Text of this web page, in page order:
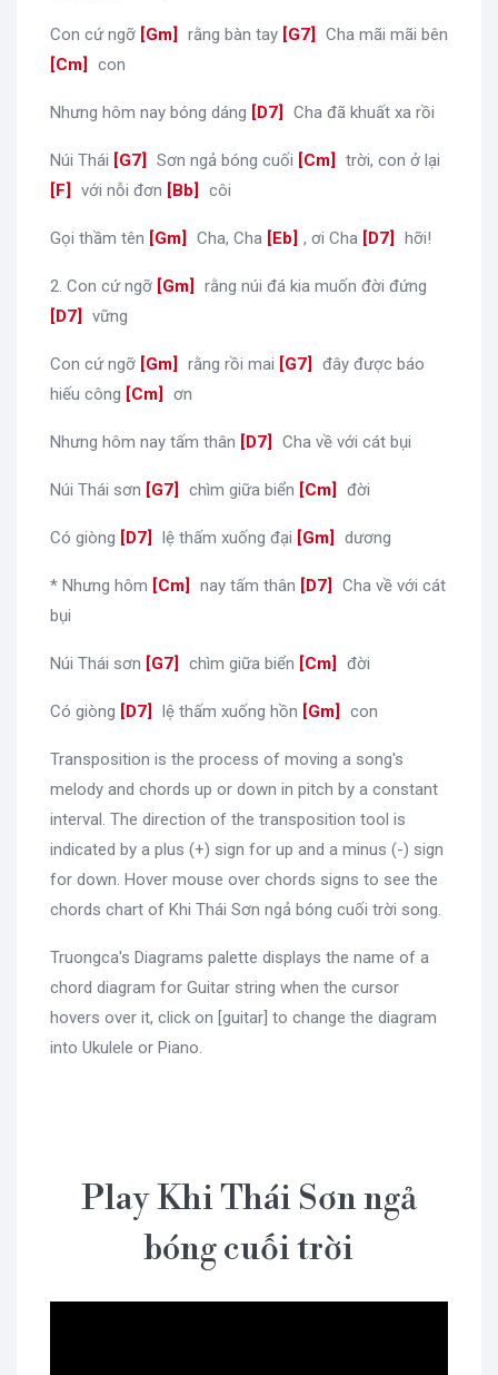
Con cứ ngỡ [Gm rằng bàn tay [G7
Cha mãi mãi bên
[Cm con
Nhưng hôm nay bóng dáng [D7 Cha đã khuất xa rồi
Núi Thái [G7 Sơn ngả bóng cuối [Cm trời, con ở lại
F
với nỗi đơn [Bb côi
Gọi thầm tên [Gm Cha, Cha [Eb ], ơi Cha [D7 hỡi!
2. Con cứ ngỡ [Gm rằng núi đá kia muốn đời đứng
D7
vững
Con cứ ngỡ [Gm rằng rồi mai [G7
đây được báo
hiếu công [Cm ơn
Nhưng hôm nay tấm thân [D7 Cha về với cát bụi
Núi Thái sơn [G7 chìm giữa biển [Cm đời
Có giòng [D7 lệ thấm xuống đại [Gm dương
* Nhưng hôm [Cm nay tấm thân [D7
Cha về với cát
bụi
Núi Thái sơn [G7 chìm giữa biển [Cm đời
Có giòng [D7 lệ thấm xuống hồn [Gm con
Transposition is the process of moving a song's
melody and chords up or down in pitch by a constant
interval. The direction of the transposition tool is
indicated by a plus (+) sign for up and a minus (-) sign
for down. Hover mouse over chords signs to see the
chords chart of Khi Thái Sơn ngả bóng cuối trời song.
Truongca's Diagrams palette displays the name of a
chord diagram for Guitar string when the cursor
hovers over it, click on [guitar] to change the diagram
into Ukulele or Piano.
Play Khi Thái Sơn ngả
bóng cuối trời